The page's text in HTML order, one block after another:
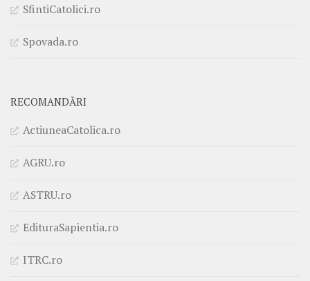
SfintiCatolici.ro
Spovada.ro
RECOMANDĂRI
ActiuneaCatolica.ro
AGRU.ro
ASTRU.ro
EdituraSapientia.ro
ITRC.ro